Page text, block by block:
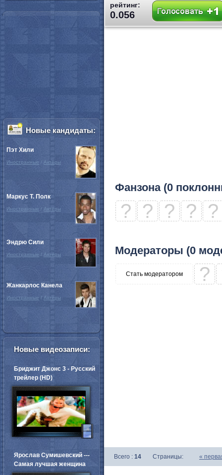
рейтинг:
0.056
Фанзона (0
? ? ? ? ?
Модераторы (0
Стать модератором ?
Всего : 14 Страницы: «
Новые кандидаты:
Пэт Хили
Иностранные / Актёры
Маркус Т. Полк
Иностранные / Актёры
Эндрю Сили
Иностранные / Актёры
Жанкарлос Канела
Иностранные / Актёры
Новые видеозаписи:
Бриджит Джонс 3 - Русский
трейлер (HD)
Ярослав Сумишевский ---
Самая лучшая женщина